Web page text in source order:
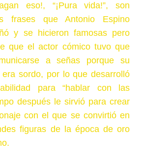
eso!, “¡Pura vida!”, son
frases que Antonio Espino
y se hicieron famosas pero
que el actor cómico tuvo que
a señas porque su
era sordo, por lo que desarrolló
para “hablar con las
después le sirvió para crear
con el que se convirtió en
figuras de la época de oro